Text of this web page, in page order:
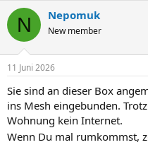
s
t
e
l
l
e
t
e
l
m
N Nepomuk
New member
11 Juni 2026
Sie sind an dieser Box
ins Mesh eingebunden.
Wohnung kein Internet.
Wenn Du mal rumkommst,